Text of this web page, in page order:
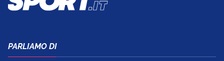
PARLIAMO DI